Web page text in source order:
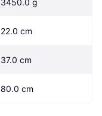
22.0 cm
37.0 cm
80.0 cm